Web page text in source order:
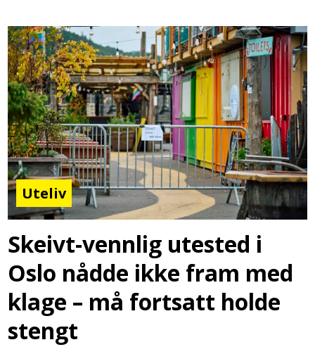
Uteliv
Skeivt-vennlig utested i
Oslo nådde ikke fram med
klage – må fortsatt holde
stengt